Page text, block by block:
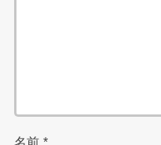
名前*